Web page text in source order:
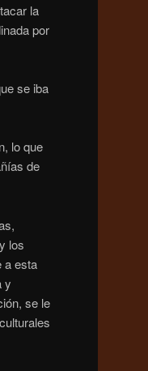
la
por
se iba
lo que
de
los
a esta
y
se le